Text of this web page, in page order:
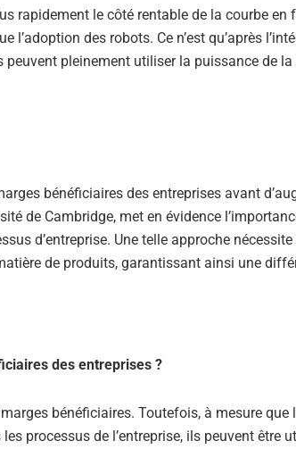
rapidement le côté rentable de la courbe en
des robots. Ce n’est qu’après
peuvent pleinement utiliser la puissance de
bénéficiaires des entreprises avant
de Cambridge, met en évidence
d’entreprise. Une telle approche
de produits, garantissant ainsi une
des entreprises ?
bénéficiaires. Toutefois, à mesure que
processus de l’entreprise, ils peuvent être